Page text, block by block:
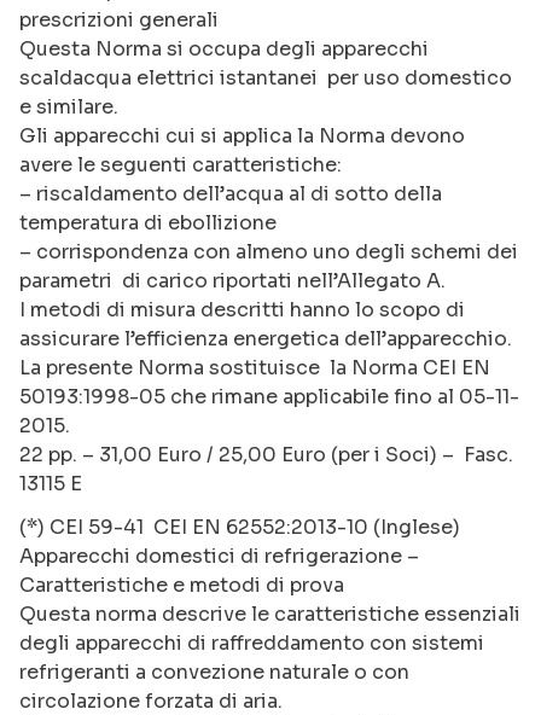
prescrizioni generali
Questa Norma si occupa degli apparecchi
scaldacqua elettrici istantanei per uso domestico
e similare.
Gli apparecchi cui si applica la Norma devono
avere le seguenti caratteristiche:
– riscaldamento dell’acqua al di sotto della
temperatura di ebollizione
– corrispondenza con almeno uno degli schemi dei
parametri di carico riportati nell’Allegato A.
I metodi di misura descritti hanno lo scopo di
assicurare l’efficienza energetica dell’apparecchio.
La presente Norma sostituisce la Norma CEI EN
50193:1998-05 che rimane applicabile fino al 05-11-
2015.
22 pp. – 31,00 Euro / 25,00 Euro (per i Soci) – Fasc.
13115 E
(*) CEI 59-41 CEI EN 62552:2013-10 (Inglese)
Apparecchi domestici di refrigerazione –
Caratteristiche e metodi di prova
Questa norma descrive le caratteristiche essenziali
degli apparecchi di raffreddamento con sistemi
refrigeranti a convezione naturale o con
circolazione forzata di aria.